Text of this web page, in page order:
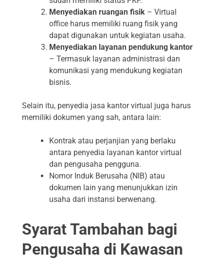
Menyediakan ruangan fisik – Virtual
office harus memiliki ruang fisik yang
dapat digunakan untuk kegiatan usaha.
Menyediakan layanan pendukung kantor
– Termasuk layanan administrasi dan
komunikasi yang mendukung kegiatan
bisnis.
Selain itu, penyedia jasa kantor virtual juga harus
memiliki dokumen yang sah, antara lain:
Kontrak atau perjanjian yang berlaku
antara penyedia layanan kantor virtual
dan pengusaha pengguna.
Nomor Induk Berusaha (NIB) atau
dokumen lain yang menunjukkan izin
usaha dari instansi berwenang.
Syarat Tambahan bagi
Pengusaha di Kawasan